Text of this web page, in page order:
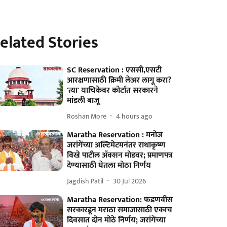
Stories
SC Reservation : एससी,एसटी
आरक्षणासाठी क्रिमी लेअर लागू करा?
'त्या' याचिकेवर कोर्टात सरकारने
मांडली बाजू
Roshan More 4 hours ago
Maratha Reservation : मनोज
जरांगेंच्या अल्टिमेटमनंतर राधाकृष्ण
विखे पाटील ॲक्शन मोडवर; प्रमाणपत्र
देण्यासाठी घेतला मोठा निर्णय
Jagdish Patil 30 Jul 2026
Maratha Reservation: फडणवीस
सरकारडून मराठा समाजासाठी एकाच
दिवसात दोन मोठे निर्णय; जरांगेंच्या